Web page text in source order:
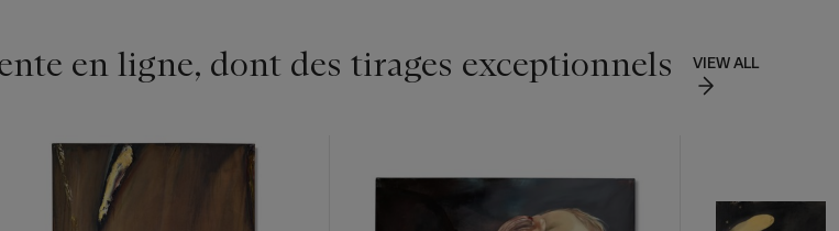
en ligne, dont des tirages exceptionnels
VIEW ALL